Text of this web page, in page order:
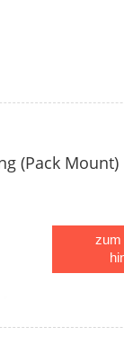
(Pack Mount)
zum